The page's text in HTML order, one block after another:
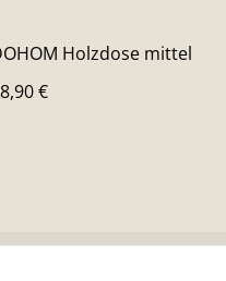
Holzdose mittel
€